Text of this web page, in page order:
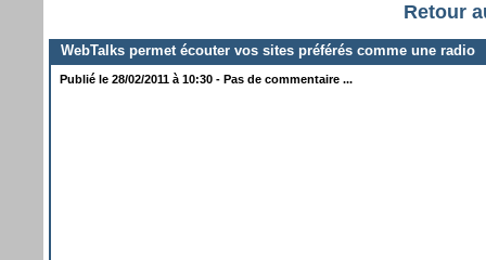
Retour
WebTalks permet écouter vos sites préférés comme une radio
Publié le 28/02/2011 à 10:30 - Pas de commentaire ...